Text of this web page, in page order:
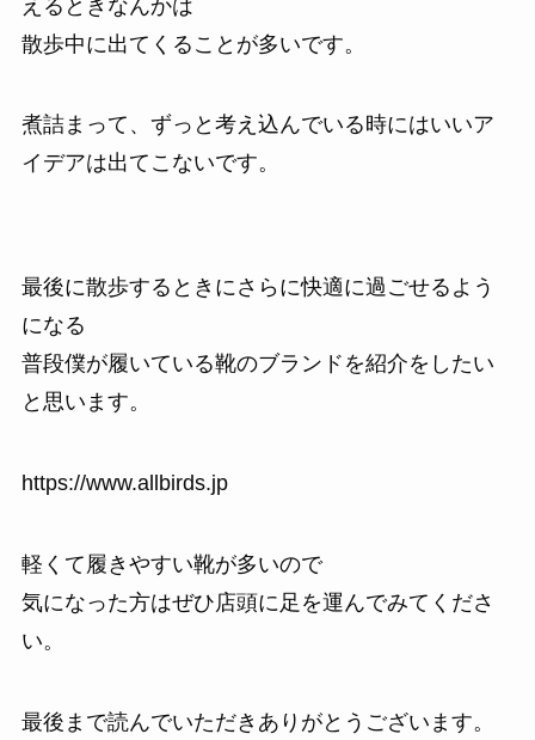
えるときなんかは
散歩中に出てくることが多いです。
煮詰まって、ずっと考え込んでいる時にはいいア
イデアは出てこないです。
最後に散歩するときにさらに快適に過ごせるよう
になる
普段僕が履いている靴のブランドを紹介をしたい
と思います。
https://www.allbirds.jp
軽くて履きやすい靴が多いので
気になった方はぜひ店頭に足を運んでみてくださ
い。
最後まで読んでいただきありがとうございます。